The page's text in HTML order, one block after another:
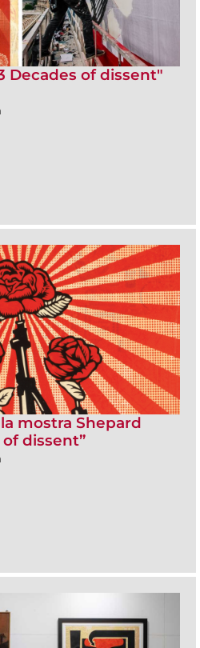
Decades of dissent"
mostra Shepard
of dissent”